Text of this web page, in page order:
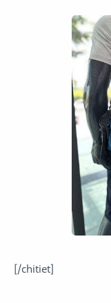
[/chitiet]